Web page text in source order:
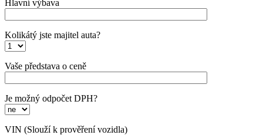
Hlavní výbava
Kolikátý jste majitel auta?
Vaše představa o ceně
Je možný odpočet DPH?
VIN (Slouží k prověření vozidla)